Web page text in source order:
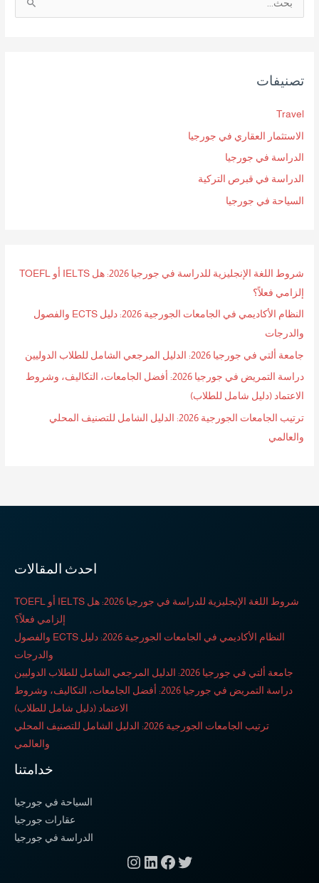
ث
:
تصنيفات
Travel
الاستثمار العقاري في جورجيا
الدراسة في جورجيا
الدراسة في قبرص التركية
السياحة في جورجيا
شروط اللغة الإنجليزية للدراسة في جورجيا 2026: هل IELTS أو TOEFL
إلزامي فعلاً؟
النظام الأكاديمي في الجامعات الجورجية 2026: دليل ECTS والفصول
والدرجات
جامعة ألتي في جورجيا 2026: الدليل المرجعي الشامل للطلاب الدوليين
دراسة التمريض في جورجيا 2026: أفضل الجامعات، التكاليف، وشروط
الاعتماد (دليل شامل للطلاب)
ترتيب الجامعات الجورجية 2026: الدليل الشامل للتصنيف المحلي
والعالمي
احدث المقالات
شروط اللغة الإنجليزية للدراسة في جورجيا 2026: هل IELTS أو TOEFL
إلزامي فعلاً؟
النظام الأكاديمي في الجامعات الجورجية 2026: دليل ECTS والفصول
والدرجات
جامعة ألتي في جورجيا 2026: الدليل المرجعي الشامل للطلاب الدوليين
دراسة التمريض في جورجيا 2026: أفضل الجامعات، التكاليف، وشروط
الاعتماد (دليل شامل للطلاب)
ترتيب الجامعات الجورجية 2026: الدليل الشامل للتصنيف المحلي
والعالمي
خدامتنا
السياحة في جورجيا
عقارات جورجيا
الدراسة في جورجيا